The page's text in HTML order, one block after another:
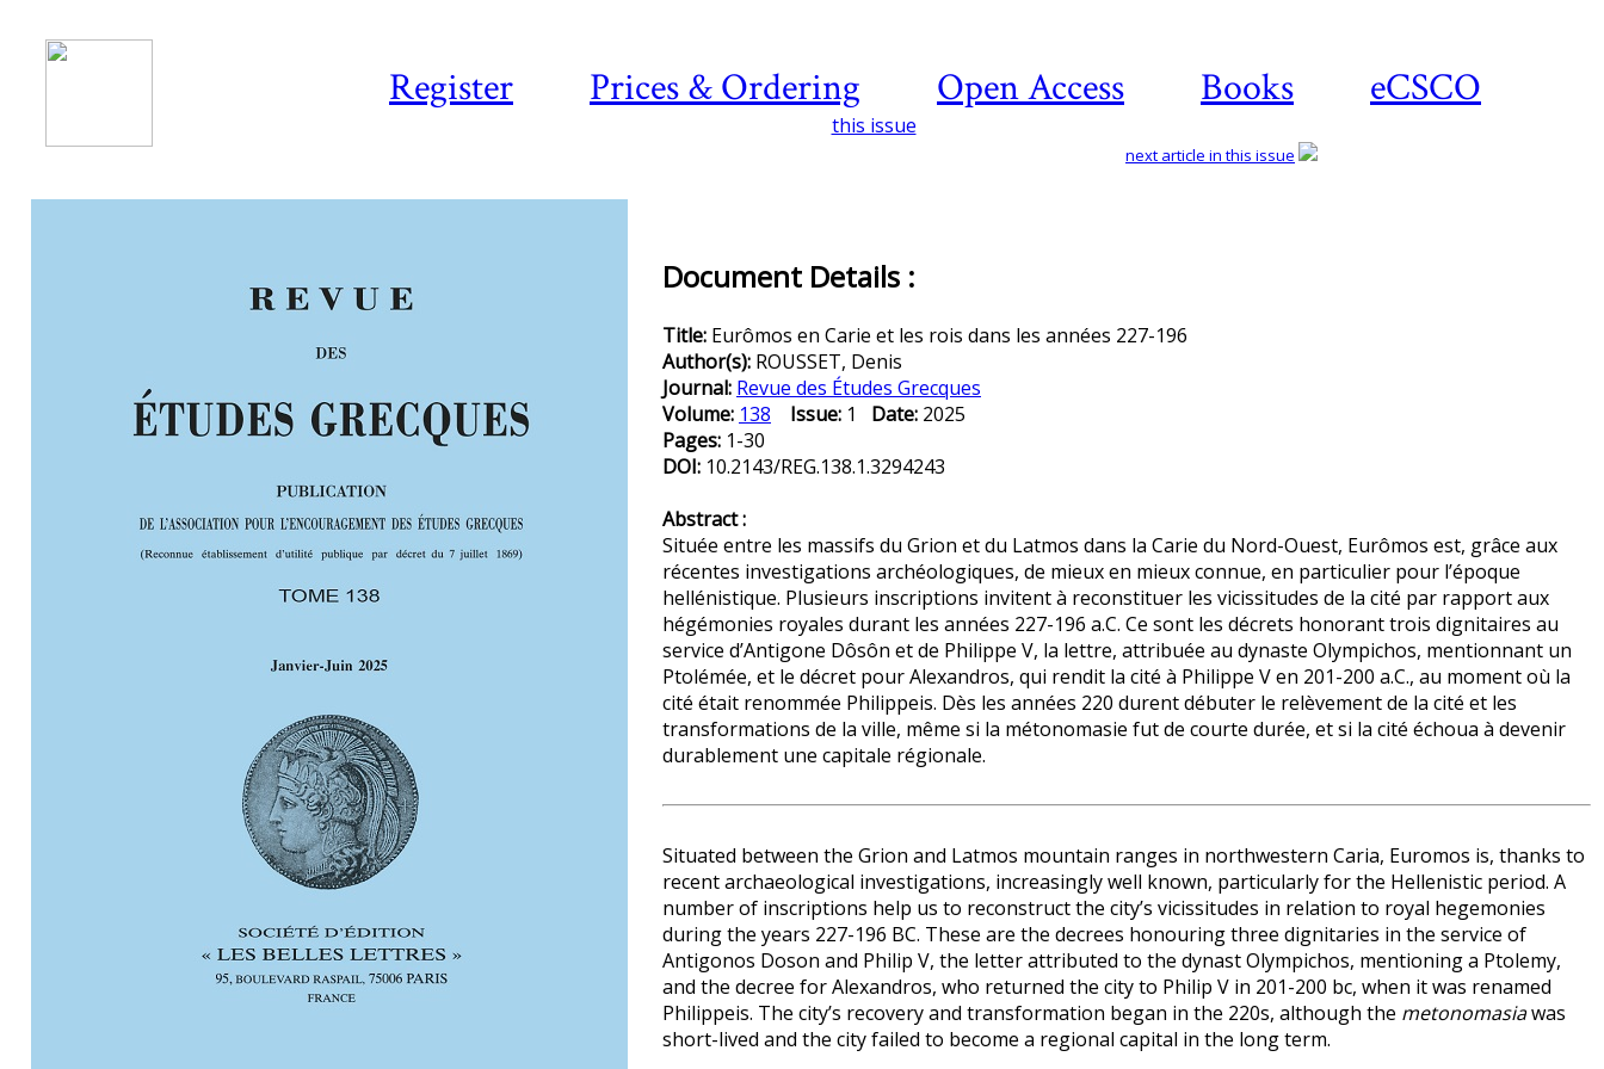
Register Prices & Ordering Open Access Books eCSCO
this issue
next article in this issue
Document Details :
Title: Eurômos en Carie et les rois dans les années 227-196
Author(s): ROUSSET, Denis
Journal: Revue des Études Grecques
Volume: 138 Issue: 1 Date: 2025
Pages: 1-30
DOI: 10.2143/REG.138.1.3294243
Abstract :
Située entre les massifs du Grion et du Latmos dans la Carie du Nord-Ouest, Eurômos est, grâce aux
récentes investigations archéologiques, de mieux en mieux connue, en particulier pour l’époque
hellénistique. Plusieurs inscriptions invitent à reconstituer les vicissitudes de la cité par rapport aux
hégémonies royales durant les années 227-196 a.C. Ce sont les décrets honorant trois dignitaires au
service d’Antigone Dôsôn et de Philippe V, la lettre, attribuée au dynaste Olympichos, mentionnant un
Ptolémée, et le décret pour Alexandros, qui rendit la cité à Philippe V en 201-200 a.C., au moment où la
cité était renommée Philippeis. Dès les années 220 durent débuter le relèvement de la cité et les
transformations de la ville, même si la métonomasie fut de courte durée, et si la cité échoua à devenir
durablement une capitale régionale.
Situated between the Grion and Latmos mountain ranges in northwestern Caria, Euromos is, thanks to
recent archaeological investigations, increasingly well known, particularly for the Hellenistic period. A
number of inscriptions help us to reconstruct the city’s vicissitudes in relation to royal hegemonies
during the years 227-196 BC. These are the decrees honouring three dignitaries in the service of
Antigonos Doson and Philip V, the letter attributed to the dynast Olympichos, mentioning a Ptolemy,
and the decree for Alexandros, who returned the city to Philip V in 201-200 bc, when it was renamed
Philippeis. The city’s recovery and transformation began in the 220s, although the metonomasiawas
short-lived and the city failed to become a regional capital in the long term.